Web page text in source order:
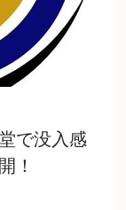
で没入感
！